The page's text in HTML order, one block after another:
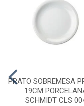
PRATO SOBREMESA
19CM
SCHMIDT CLS